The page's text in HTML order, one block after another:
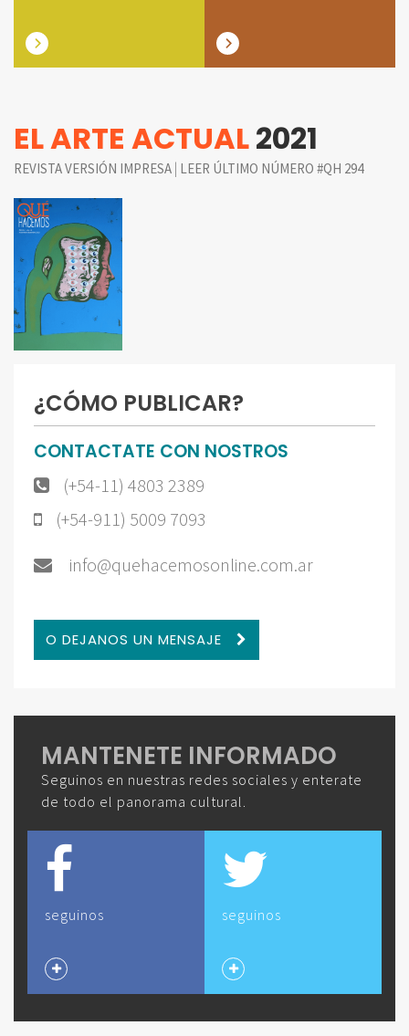
EL ARTE ACTUAL2021
REVISTA VERSIÓN IMPRESA | LEER ÚLTIMO NÚMERO #QH 294
¿CÓMO PUBLICAR?
CONTACTATE CON NOSTROS
(+54-11) 4803 2389
(+54-911) 5009 7093
info@quehacemosonline.com.ar
O DEJANOS UN MENSAJE
MANTENETE INFORMADO
Seguinos en nuestras redes sociales y enterate
de todo el panorama cultural.
seguinos seguinos